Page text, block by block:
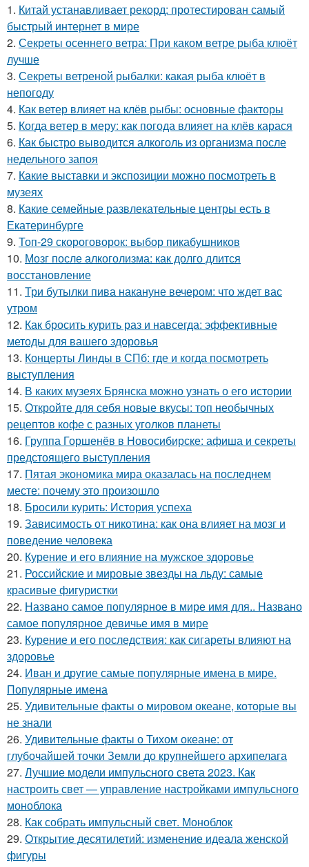
1. Китай устанавливает рекорд: протестирован самый
быстрый интернет в мире
2. Секреты осеннего ветра: При каком ветре рыба клюёт
лучше
3. Секреты ветреной рыбалки: какая рыба клюёт в
непогоду
4. Как ветер влияет на клёв рыбы: основные факторы
5. Когда ветер в меру: как погода влияет на клёв карася
6. Как быстро выводится алкоголь из организма после
недельного запоя
7. Какие выставки и экспозиции можно посмотреть в
музеях
8. Какие семейные развлекательные центры есть в
Екатеринбурге
9. Топ-29 скороговорок: выбор пикабушников
10. Мозг после алкоголизма: как долго длится
восстановление
11. Три бутылки пива накануне вечером: что ждет вас
утром
12. Как бросить курить раз и навсегда: эффективные
методы для вашего здоровья
13. Концерты Линды в СПб: где и когда посмотреть
выступления
14. В каких музеях Брянска можно узнать о его истории
15. Откройте для себя новые вкусы: топ необычных
рецептов кофе с разных уголков планеты
16. Группа Горшенёв в Новосибирске: афиша и секреты
предстоящего выступления
17. Пятая экономика мира оказалась на последнем
месте: почему это произошло
18. Бросили курить: История успеха
19. Зависимость от никотина: как она влияет на мозг и
поведение человека
20. Курение и его влияние на мужское здоровье
21. Российские и мировые звезды на льду: самые
красивые фигуристки
22. Названо самое популярное в мире имя для.. Названо
самое популярное девичье имя в мире
23. Курение и его последствия: как сигареты влияют на
здоровье
24. Иван и другие самые популярные имена в мире.
Популярные имена
25. Удивительные факты о мировом океане, которые вы
не знали
26. Удивительные факты о Тихом океане: от
глубочайшей точки Земли до крупнейшего архипелага
27. Лучшие модели импульсного света 2023. Как
настроить свет — управление настройками импульсного
моноблока
28. Как собрать импульсный свет. Моноблок
29. Открытие десятилетий: изменение идеала женской
фигуры